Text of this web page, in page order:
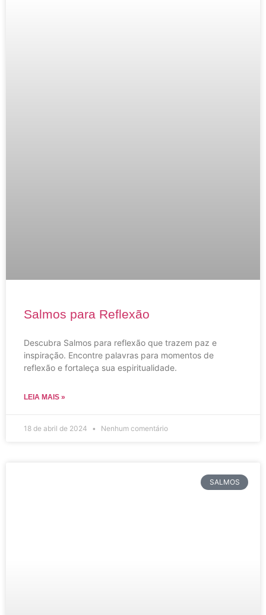
Salmos para Reflexão
Descubra Salmos para reflexão que trazem paz e
inspiração. Encontre palavras para momentos de
reflexão e fortaleça sua espiritualidade.
LEIA MAIS »
18 de abril de 2024 Nenhum comentário
SALMOS